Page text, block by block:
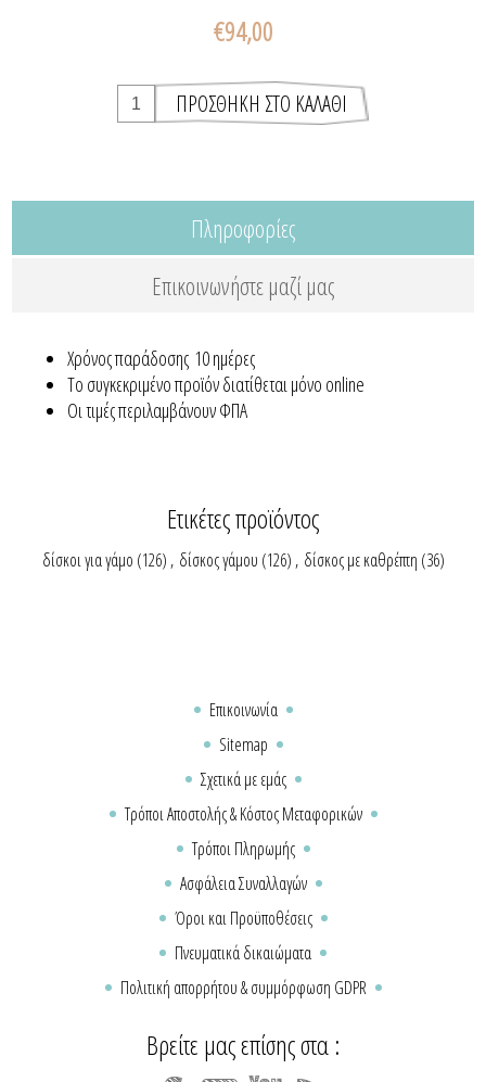
€94,00
Πληροφορίες
Επικοινωνήστε μαζί μας
Χρόνος παράδοσης 10 ημέρες
Το συγκεκριμένο προϊόν διατίθεται μόνο online
Οι τιμές περιλαμβάνουν ΦΠΑ
Ετικέτες προϊόντος
δίσκοι για γάμο (126) , δίσκος γάμου (126) , δίσκος με καθρέπτη (36)
Επικοινωνία
Sitemap
Σχετικά με εμάς
Τρόποι Αποστολής & Κόστος Μεταφορικών
Τρόποι Πληρωμής
Ασφάλεια Συναλλαγών
Όροι και Προϋποθέσεις
Πνευματικά δικαιώματα
Πολιτική απορρήτου & συμμόρφωση GDPR
Βρείτε μας επίσης στα :